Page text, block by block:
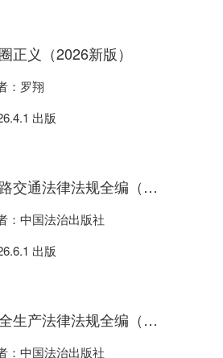
正义（2026新版）
：罗翔
出版
道路交通法律法规全编（含交通事故处理）（2026年版）
：中国法治出版社
出版
安全生产法律法规全编（含违法行为处罚）（2026年版）
：中国法治出版社